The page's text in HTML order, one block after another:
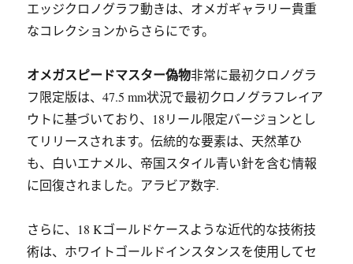
エッジクロノグラフ動きは、オメガギャラリー貴重
なコレクションからさらにです。
オメガスピードマスター偽物非常に最初クロノグラ
フ限定版は、47.5 mm状況で最初クロノグラフレイア
ウトに基づいており、18リール限定バージョンとし
てリリースされます。伝統的な要素は、天然革ひ
も、白いエナメル、帝国スタイル青い針を含む情報
に回復されました。アラビア数字.
さらに、18 Kゴールドケースような近代的な技術技
術は、ホワイトゴールドインスタンスを使用してセ